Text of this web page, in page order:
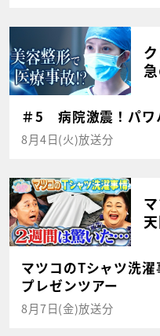
＃5 病院激震！パワ
8月4日(火)放送分
マツコのTシャツ洗
プレゼンツアー
8月7日(金)放送分